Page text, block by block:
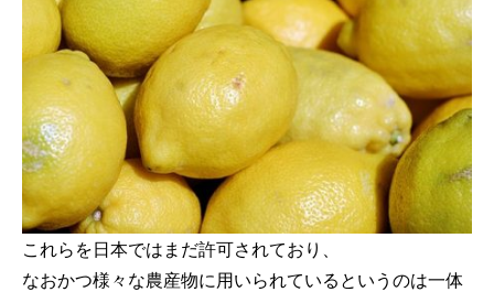
これらを日本ではまだ許可されており、
なおかつ様々な農産物に用いられているというのは一体